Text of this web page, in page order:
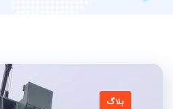
بلاگ